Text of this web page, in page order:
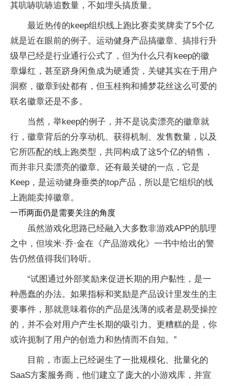
其吭哧吭哧追数量，不如埋头搞质量。
最近热传的keep组织线上跑比赛卖奖牌卖了5个亿
就是近在眼前的例子。运动健身产品搞徽章、搞排行升
级早已经是行业通行公式了，但为什么只有keep的徽
章爆红，甚至跻身闲鱼成为硬通货，关键其实在于用户
洞察，徽章到处都有，但玉桂狗和捕梦花丝这么可爱的
联名徽章还是不多。
当然，举keep的例子，并不是说卖漂亮的徽章就
行，徽章背后的分享动机、获得机制、发售数量，以及
它所匹配的线上跑类型，共同构成了这5个亿的销售，
而并非只卖漂亮的徽章。还有最关键的一点，它是
Keep，是运动健身垂类的top产品，所以是它组织的线
上跑能卖掉徽章。
一币两面仍是需要关注的角度
虽然游戏化思路已经融入大多数非游戏APP的肌理
之中，但埃米·乔·金在《产品游戏化》一书中给出的警
告仍然值得我们聆听。
“试图通过外部奖励来促进长期的用户黏性，是一
种愚蠢的办法。如果指标和奖励是产品设计里发生的主
要事件，那就意味着你的产品是浅薄的或者是易受操控
的，并不会对用户产生长期的吸引力。更糟糕的是，你
或许扼制了用户的创造力和热情而不自知。”
目前，市面上已经诞生了一批规模化、批量化的
SaaS方案服务商，他们建立了庞大的小游戏库，并宣